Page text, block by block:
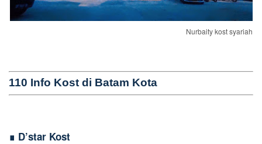
Nurbaity kost syariah
110 Info Kost di Batam Kota
∎ D’star Kost